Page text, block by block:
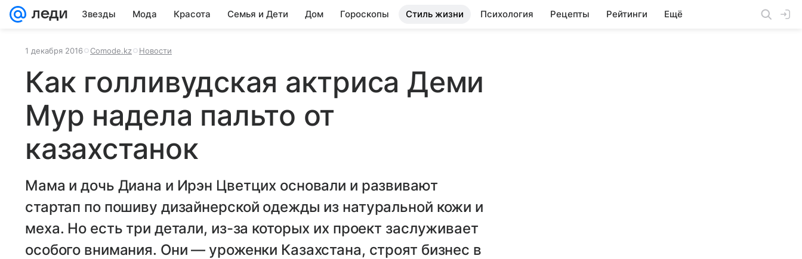
Звезды Мода Красота Семья и Дети Дом Гороскопы Стиль жизни Психология Рецепты Рейтинги Ещё
1 декабря 2016 Comode.kz Новости
Как голливудская актриса Деми
Мур надела пальто от
казахстанок
Мама и дочь Диана и Ирэн Цветцих основали и развивают
стартап по пошиву дизайнерской одежды из натуральной кожи и
меха. Но есть три детали, из-за которых их проект заслуживает
особого внимания. Они — уроженки Казахстана, строят бизнес в